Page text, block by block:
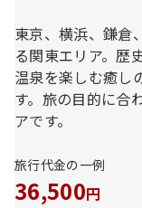
東京、横浜、鎌倉
る関東エリア。歴
温泉を楽しむ癒し
す。旅の目的に合
アです。
旅行代金の一例
36,500円